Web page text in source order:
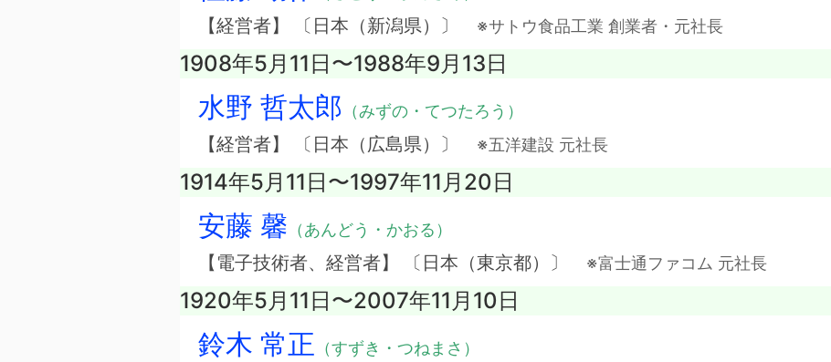
【経営者】 〔日本（新潟県）〕 ※サトウ食品工業 創業者・元社長
1908年5月11日〜1988年9月13日
水野 哲太郎 （みずの・てつたろう）
【経営者】 〔日本（広島県）〕 ※五洋建設 元社長
1914年5月11日〜1997年11月20日
安藤 馨 （あんどう・かおる）
【電子技術者、経営者】 〔日本（東京都）〕 ※富士通ファコム 元社長
1920年5月11日〜2007年11月10日
鈴木 常正 （すずき・つねまさ）